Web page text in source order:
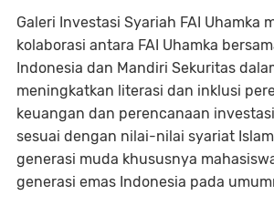
Galeri Investasi Syariah FAI Uhamka
kolaborasi antara FAI Uhamka
Indonesia dan Mandiri Sekuritas
meningkatkan literasi dan inklusi
keuangan dan perencanaan
sesuai dengan nilai-nilai syariat
generasi muda khususnya
generasi emas Indonesia pada